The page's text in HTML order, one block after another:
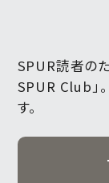
SPUR読者の
SPUR Club」。
す。